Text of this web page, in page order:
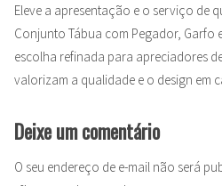
Eleve a apresentação e o serviço de
Conjunto Tábua com Pegador, Garfo
escolha refinada para apreciadores
valorizam a qualidade e o design em
Deixe um comentário
O seu endereço de e-mail não será